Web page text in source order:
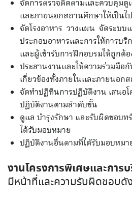
จัดการตรวจติดตามและควบคุมดู
และภายนอกสถานศึกษาให้เป็นไ
จัดโรงอาหาร วางแผน จัดระบบ
ประกอบอาหารและการให้การบ
และผู้เข้ารับการฝึกอบรมให้ถูกต้
ประสานงานและให้ความร่วมมือ
เกี่ยวข้องทั้งภายในและภายนอก
จัดทำปฏิทินการปฏิบัติงาน เสนอโ
ปฏิบัติงานตามลำดับขั้น
ดูแล บำรุงรักษา และรับผิดชอบ
ได้รับมอบหมาย
ปฏิบัติงานอื่นตามที่ไดัรับมอบหมา
งานโครงการพิเศษและการ
มีหน้าที่และความรับผิดชอบดั